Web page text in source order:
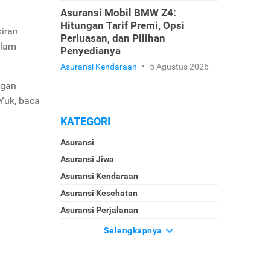
baca
Asuransi Mobil BMW Z4:
Hitungan Tarif Premi, Opsi
Perluasan, dan Pilihan
Penyedianya
Asuransi Kendaraan • 5 Agustus 2026
KATEGORI
Asuransi
Asuransi Jiwa
Asuransi Kendaraan
Asuransi Kesehatan
Asuransi Perjalanan
Selengkapnya